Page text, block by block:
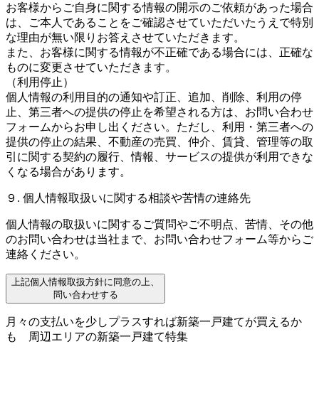
お客様からご自身に関する情報の開示のご依頼があった場合
は、ご本人であることをご確認させていただいたうえで特別
な理由が無い限りお答えさせていただきます。
また、お客様に関する情報が不正確である場合には、正確な
ものに変更させていただきます。
（利用停止）
個人情報の利用目的の通知や訂正、追加、削除、利用の停
止、第三者への提供の停止を希望される方は、お問い合わせ
フォームからお申し出ください。ただし、利用・第三者への
提供の停止の結果、不動産の売買、仲介、賃貸、管理等の取
引に関する契約の履行、情報、サービスの提供が利用できな
くなる場合があります。
９. 個人情報取扱いに関する相談や苦情の連絡先
個人情報の取扱いに関するご質問やご不明点、苦情、その他
のお問い合わせは当社まで、お問い合わせフォーム等からご
連絡ください。
上記個人情報取扱方針に同意の上、
問い合わせする
月々の支払いを少しプラスすれば新築一戸建てが買えるか
も
周辺エリアの新築一戸建て特集